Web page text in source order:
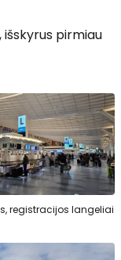
pirmiau
registracijos langeliai